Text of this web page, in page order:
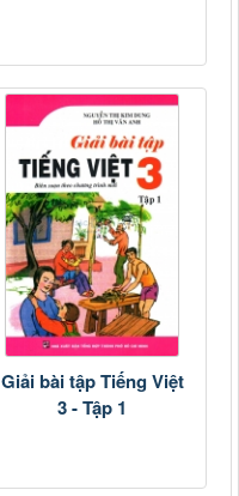
Giải bài tập Tiếng Việt
3 - Tập 1